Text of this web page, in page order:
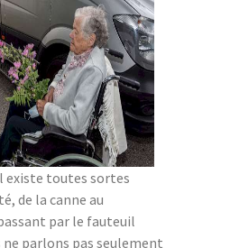
existe toutes sortes
de la canne au
par le fauteuil
parlons pas seulement